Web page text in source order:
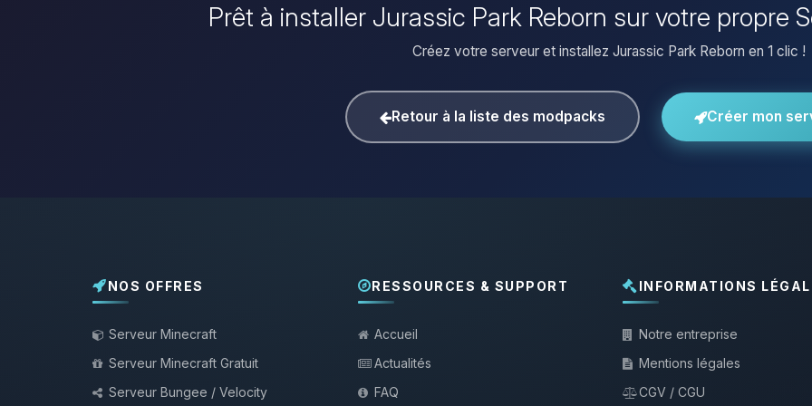
Prêt à installer Jurassic Park Reborn sur votre propre
Créez votre serveur et installez Jurassic Park Reborn en 1 clic !
Retour à la liste des modpacks Créer mon
NOS OFFRES
Serveur Minecraft
Serveur Minecraft Gratuit
Serveur Bungee / Velocity
RESSOURCES & SUPPORT
Accueil
Actualités
FAQ
INFORMATIONS
Notre entreprise
Mentions légales
CGV / CGU